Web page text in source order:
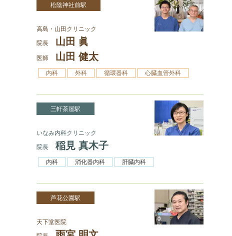
松陰神社前駅
高島・山田クリニック
院長
山田 眞
医師 山田 健太
内科 外科 循環器科 心臓血管外科
三軒茶屋駅
いなみ内科クリニック
院長
稲見 真木子
内科 消化器内科 肝臓内科
芦花公園駅
天下堂医院